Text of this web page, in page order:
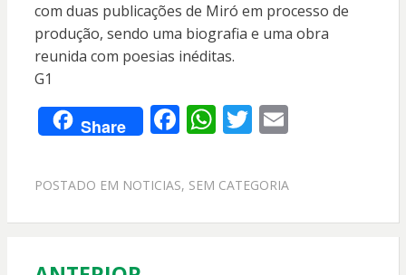
com duas publicações de Miró em processo de
produção, sendo uma biografia e uma obra
reunida com poesias inéditas.
G1
Share F
e
o
W
at
A
T
itt
E
ai
POSTADO EM NOTICIAS, SEM CATEGORIA